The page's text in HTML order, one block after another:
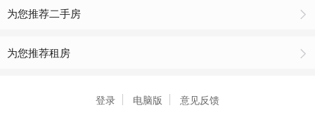
为您推荐二手房
为您推荐租房
登录 电脑版 意见反馈